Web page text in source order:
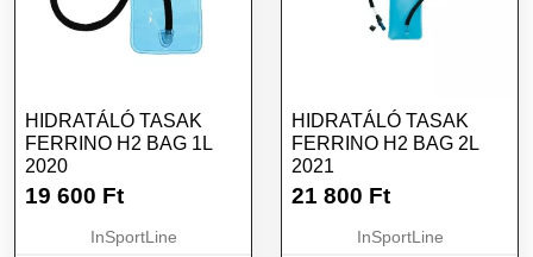
HIDRATÁLÓ TASAK
FERRINO H2 BAG 1L
2020
19 600 Ft
InSportLine
HIDRATÁLÓ TASAK
FERRINO H2 BAG 2L
2021
21 800 Ft
InSportLine